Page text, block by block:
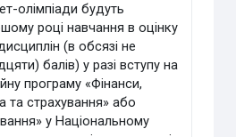
олімпіади будуть
році навчання в оцінку
(в обсязі не
балів) у разі вступу на
програму «Фінанси,
та страхування» або
у Національному